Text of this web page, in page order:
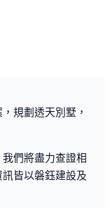
規劃透天別墅，
們將盡力查證相
皆以磐鈺建設及